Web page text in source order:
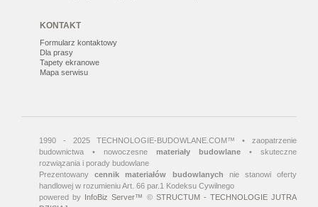
KONTAKT
Formularz kontaktowy
Dla prasy
Tapety ekranowe
Mapa serwisu
1990 - 2025 TECHNOLOGIE-BUDOWLANE.COM™ • zaopatrzenie
budownictwa • nowoczesne materiały budowlane • skuteczne
rozwiązania i porady budowlane
Prezentowanycennik materiałów budowlanych nie stanowi oferty
handlowej w rozumieniu Art. 66 par.1 Kodeksu Cywilnego
powered by
InfoBiz Server™ © STRUCTUM - TECHNOLOGIE JUTRA